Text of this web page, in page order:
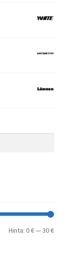
Hinta:0 €—30 €